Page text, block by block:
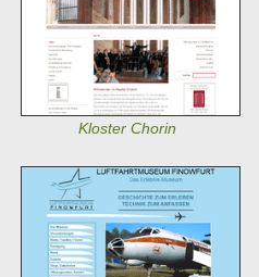
Kloster Chorin